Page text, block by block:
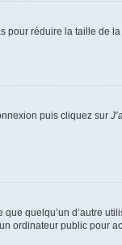
pour réduire la taille de
puis cliquez sur
quelqu’un d’autre
ordinateur public pour